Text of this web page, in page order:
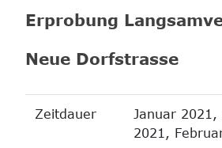
Erprobung
Neue Dorfstrasse
Zeitdauer
Januar 2021,
2021,